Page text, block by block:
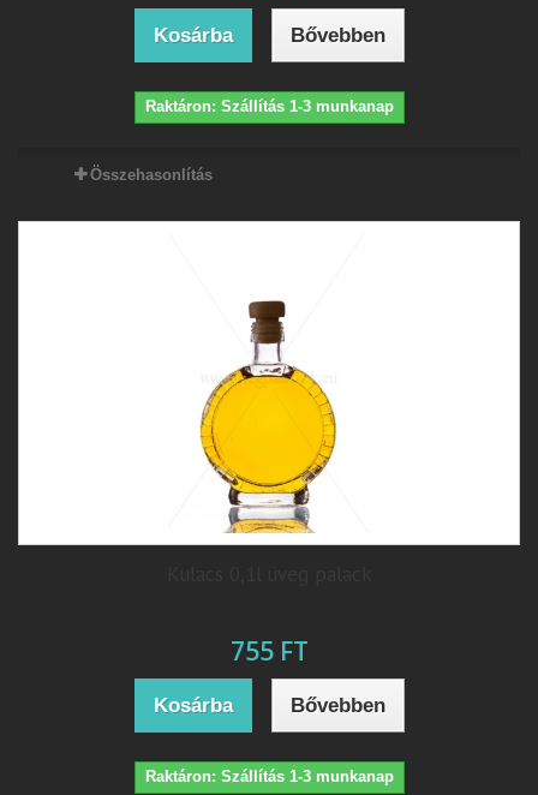
Kosárba Bővebben
Raktáron: Szállítás 1-3 munkanap
Összehasonlítás
755 FT
Kosárba Bővebben
Raktáron: Szállítás 1-3 munkanap